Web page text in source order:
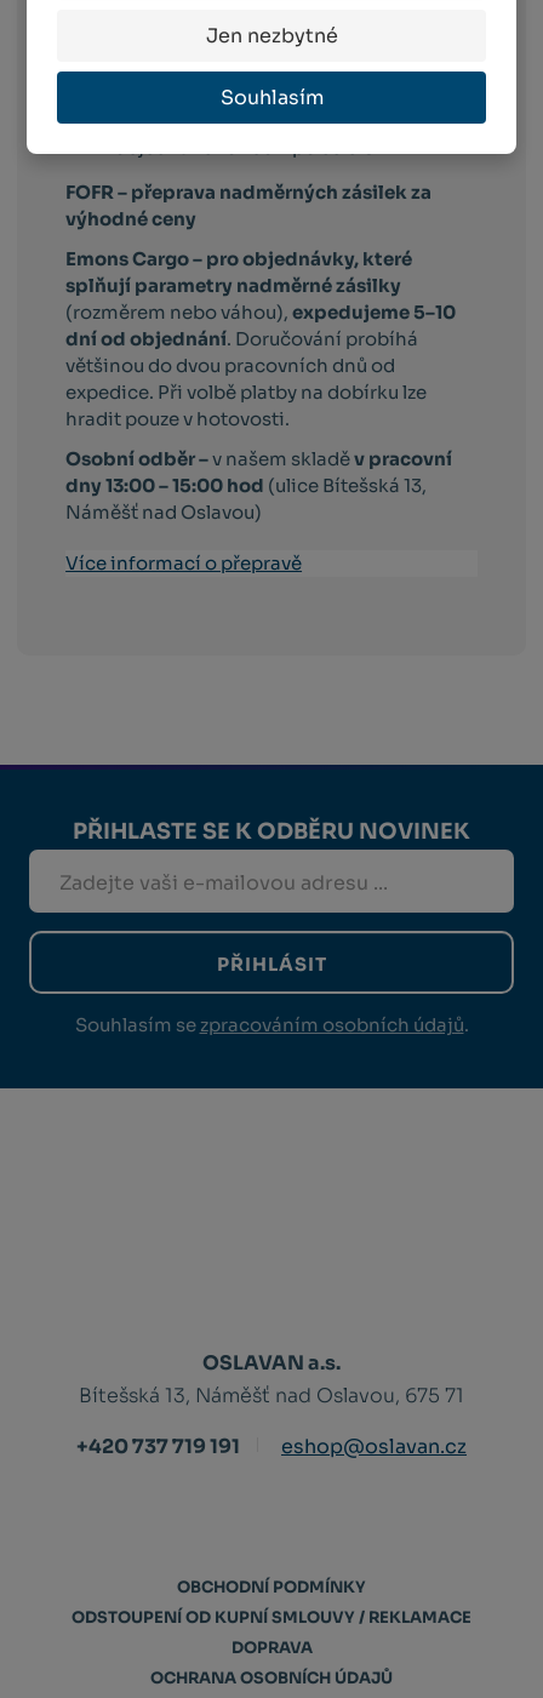
Jen nezbytné
Souhlasím
PPL –komfortní doručení objednaného
zboží po celé ČR
WE|DO –komfortní doručení
FOFR – přeprava nadměrných zásilek za
výhodné ceny
Emons Cargo – pro objednávky, které
splňují parametry nadměrné zásilky
(rozměrem nebo váhou),expedujeme 5–10
dní od objednání. Doručování probíhá
většinou do dvou pracovních dnů od
expedice. Při volbě platby na dobírku lze
hradit pouze v hotovosti.
Osobní odběr –v našem skladěv pracovní
dny 13:00 – 15:00 hod (ulice Bítešská 13,
Náměšť nad Oslavou)
Více informací o přepravě
PŘIHLASTE SE K ODBĚRU NOVINEK
PŘIHLÁSIT
Souhlasím se zpracováním osobních údajů.
OSLAVAN a.s.
Bítešská 13, Náměšť nad Oslavou, 675 71
+420 737 719 191
eshop@oslavan.cz
OBCHODNÍ PODMÍNKY
ODSTOUPENÍ OD KUPNÍ SMLOUVY / REKLAMACE
DOPRAVA
OCHRANA OSOBNÍCH ÚDAJŮ